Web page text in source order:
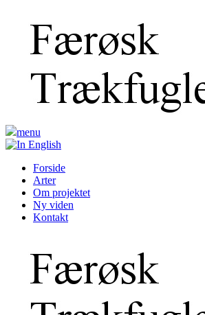
menu
Forside
Arter
Om projektet
Ny viden
Kontakt